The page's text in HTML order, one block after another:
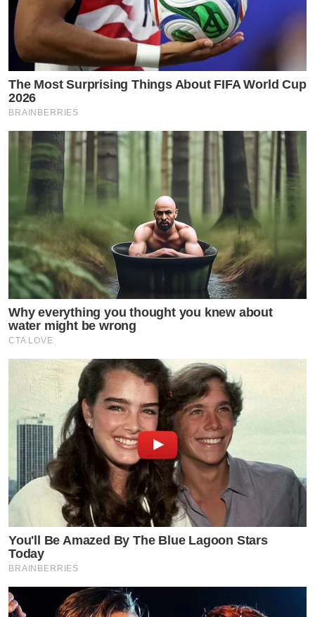
The Most Surprising Things About FIFA World Cup
2026
BRAINBERRIES
Why everything you thought you knew about
water might be wrong
CTA LOVE
You'll Be Amazed By The Blue Lagoon Stars
Today
BRAINBERRIES